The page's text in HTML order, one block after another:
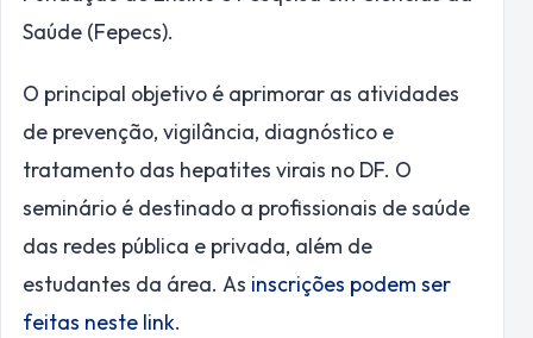
Saúde (Fepecs).
O principal objetivo é aprimorar as atividades
de prevenção, vigilância, diagnóstico e
tratamento das hepatites virais no DF. O
seminário é destinado a profissionais de saúde
das redes pública e privada, além de
estudantes da área. As inscrições podem ser
feitas neste link.